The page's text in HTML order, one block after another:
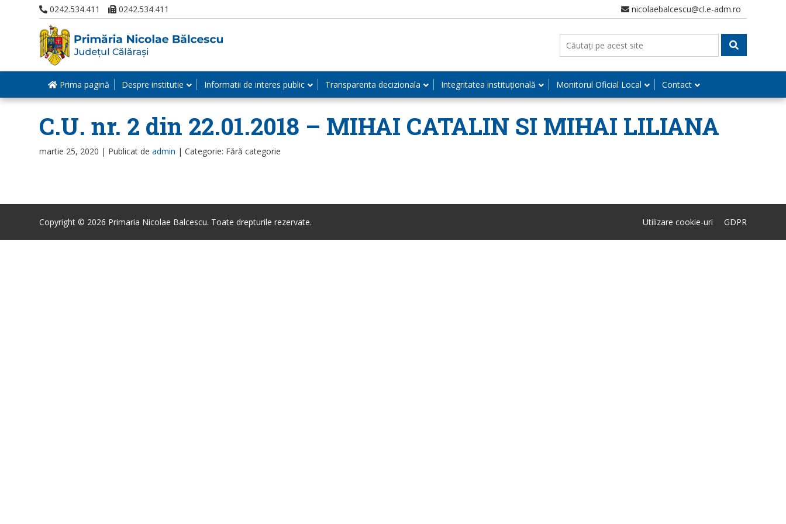
0242.534.411 0242.534.411 nicolaebalcescu@cl.e-adm.ro
Prima pagină Despre institutie Informatii de interes public Transparenta decizionala Integritatea instituțională Monitorul Oficial Local Contact
C.U. nr. 2 din 22.01.2018 – MIHAI CATALIN SI MIHAI LILIANA
martie 25, 2020 | Publicat de admin | Categorie: Fără categorie
Copyright © 2026 Primaria Nicolae Balcescu. Toate drepturile rezervate. Utilizare cookie-uri GDPR